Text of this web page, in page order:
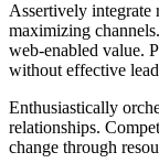
Assertively integrate
maximizing
web-enabled value.
without effective
Enthusiastically
relationships.
change through